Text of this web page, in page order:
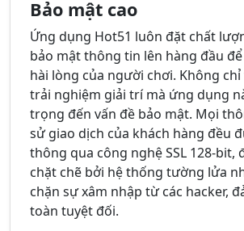
Bảo mật cao
Ứng dụng Hot51 luôn đặt chất
bảo mật thông tin lên hàng đầu
hài lòng của người chơi. Không
trải nghiệm giải trí mà ứng dụng
trọng đến vấn đề bảo mật. Mọi
sử giao dịch của khách hàng đều
thông qua công nghệ SSL 128-bit,
chặt chẽ bởi hệ thống tường lửa
chặn sự xâm nhập từ các hacker,
toàn tuyệt đối.